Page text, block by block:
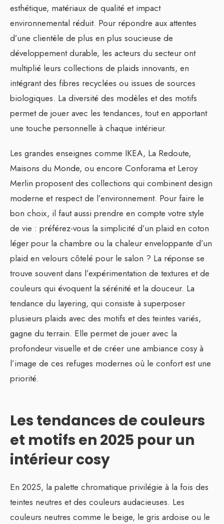
esthétique, matériaux de qualité et impact
environnemental réduit. Pour répondre aux attentes
d’une clientèle de plus en plus soucieuse de
développement durable, les acteurs du secteur ont
multiplié leurs collections de plaids innovants, en
intégrant des fibres recyclées ou issues de sources
biologiques. La diversité des modèles et des motifs
permet de jouer avec les tendances, tout en apportant
une touche personnelle à chaque intérieur.
Les grandes enseignes comme IKEA, La Redoute,
Maisons du Monde, ou encore Conforama et Leroy
Merlin proposent des collections qui combinent design
moderne et respect de l’environnement. Pour faire le
bon choix, il faut aussi prendre en compte votre style
de vie : préférez-vous la simplicité d’un plaid en coton
léger pour la chambre ou la chaleur enveloppante d’un
plaid en velours côtelé pour le salon ? La réponse se
trouve souvent dans l’expérimentation de textures et de
couleurs qui évoquent la sérénité et la douceur. La
tendance du layering, qui consiste à superposer
plusieurs plaids avec des motifs et des teintes variés,
gagne du terrain. Elle permet de jouer avec la
profondeur visuelle et de créer une ambiance cosy à
l’image de ces refuges modernes où le confort est une
priorité.
Les tendances de couleurs
et motifs en 2025 pour un
intérieur cosy
En 2025, la palette chromatique privilégie à la fois des
teintes neutres et des couleurs audacieuses. Les
couleurs neutres comme le beige, le gris ardoise ou le